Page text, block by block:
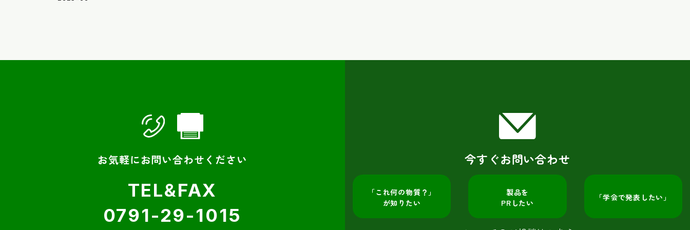
お気軽にお問い合わせください
TEL&FAX
0791-29-1015
今すぐお問い合わせ
「これ何の物質？」
が知りたい
製品を
PRしたい
「学会で発表したい」